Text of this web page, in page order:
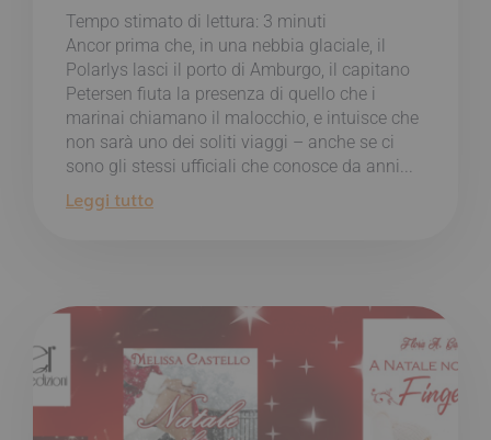
Tempo stimato di lettura: 3 minuti
Ancor prima che, in una nebbia glaciale, il
Polarlys lasci il porto di Amburgo, il capitano
Petersen fiuta la presenza di quello che i
marinai chiamano il malocchio, e intuisce che
non sarà uno dei soliti viaggi – anche se ci
sono gli stessi ufficiali che conosce da anni...
Leggi tutto